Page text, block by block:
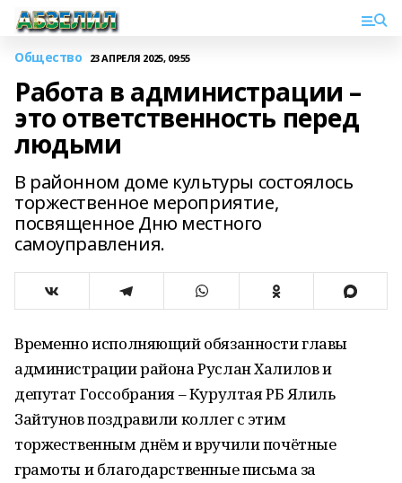
Общество 23 АПРЕЛЯ 2025, 09:55
Работа в администрации –
это ответственность перед
людьми
В районном доме культуры состоялось
торжественное мероприятие,
посвященное Дню местного
самоуправления.
Временно исполняющий обязанности главы
администрации района Руслан Халилов и
депутат Госсобрания – Курултая РБ Ялиль
Зайтунов поздравили коллег с этим
торжественным днём и вручили почётные
грамоты и благодарственные письма за